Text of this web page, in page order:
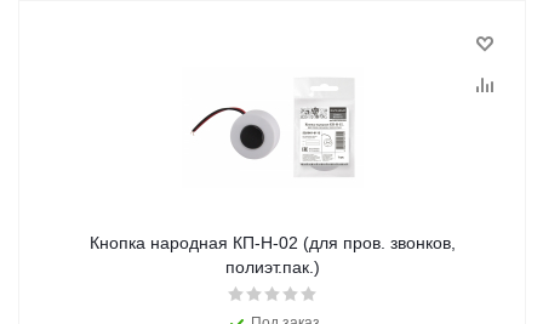
Кнопка народная КП-Н-02 (для пров. звонков,
полиэт.пак.)